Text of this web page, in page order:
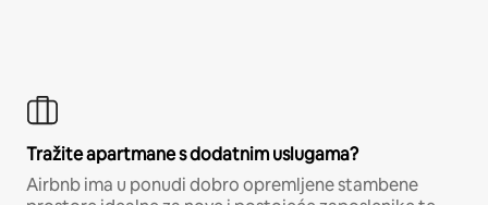
Tražite apartmane s dodatnim uslugama?
Airbnb ima u ponudi dobro opremljene stambene